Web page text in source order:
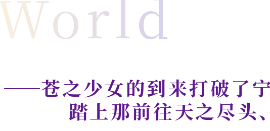
苍之少女的到来打破了
踏上那前往天之尽头